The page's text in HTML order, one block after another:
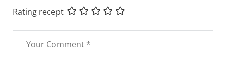
Rating recept